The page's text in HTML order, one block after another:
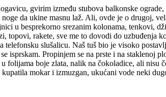
gvirim između stubova balkonske
da ukine masnu laž. Ali, ovde je o drugoj,
u besprekorno srezanim kolonama, tenkovi,
topovi, rakete, sve me to dovodi do uzbuđenja
slušalicu. Naš tuš bio je visoko
isprskam. Propinjem se na prste i na staklenoj
boje zlata, nalik na čokoladice, ali nisu
mokar i izmuzgan, ukućani vode neki